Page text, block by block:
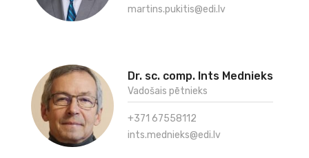
martins.pukitis@edi.lv
Dr. sc. comp. Ints Mednieks
Vadošais pētnieks
+371 67558112
ints.mednieks@edi.lv